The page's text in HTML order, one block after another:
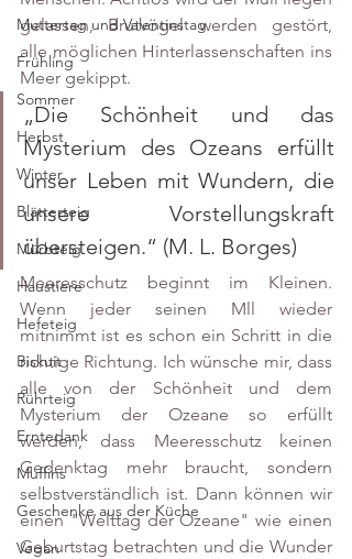
Muttertag und Valentinstag
Frühling
Sommer
Herbst
Winter
Blätterteig
Mürbteig
Haustiere
Hefeteig
Biskuit
Rührteig
Erntedank
Muffins
Geschenke aus der Küche
Vegan
gelassen, Brutvögel werden gestört,
alle möglichen Hinterlassenschaften ins
Meer gekippt.
„Die Schönheit und das
Mysterium des Ozeans erfüllt
unser Leben mit Wundern, die
unsere Vorstellungskraft
übersteigen.“ (M. L. Borges)
Meeresschutz beginnt im Kleinen.
Wenn jeder seinen Mll wieder
mitnimmt ist es schon ein Schritt in die
richtige Richtung. Ich wünsche mir, dass
alle von der Schönheit und dem
Mysterium der Ozeane so erfüllt
werden, dass Meeresschutz keinen
Gedenktag mehr braucht, sondern
selbstverständlich ist. Dann können wir
einen "Welttag der Ozeane" wie einen
Geburtstag betrachten und die Wunder